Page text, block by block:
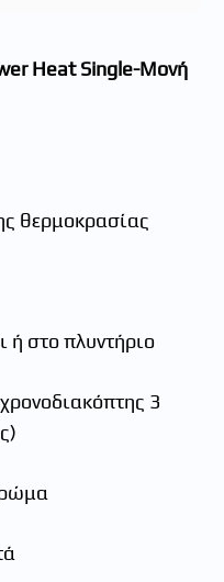
Heat Single-Μονή
θερμοκρασίας
ή στο πλυντήριο
3